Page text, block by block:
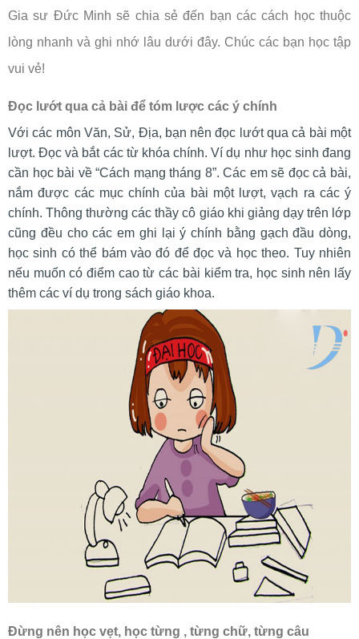
Gia sư Đức Minh sẽ chia sẻ đến bạn các cách học thuộc
lòng nhanh và ghi nhớ lâu dưới đây. Chúc các bạn học tập
vui vẻ!
Đọc lướt qua cả bài để tóm lược các ý chính
Với các môn Văn, Sử, Địa, bạn nên đọc lướt qua cả bài một
lượt. Đọc và bắt các từ khóa chính. Ví dụ như học sinh đang
cần học bài về “Cách mạng tháng 8”. Các em sẽ đọc cả bài,
nắm được các mục chính của bài một lượt, vạch ra các ý
chính. Thông thường các thầy cô giáo khi giảng dạy trên lớp
cũng đều cho các em ghi lại ý chính bằng gạch đầu dòng,
học sinh có thể bám vào đó để đọc và học theo. Tuy nhiên
nếu muốn có điểm cao từ các bài kiểm tra, học sinh nên lấy
thêm các ví dụ trong sách giáo khoa.
Đừng nên học vẹt, học từng , từng chữ, từng câu